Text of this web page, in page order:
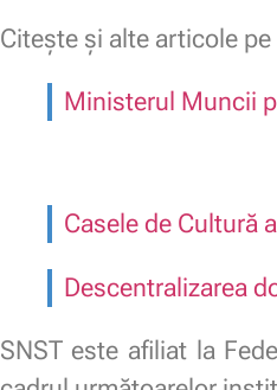
Citește și alte articole
Ministerul Muncii
Casele de Cultură
Descentralizarea
SNST este afiliat la